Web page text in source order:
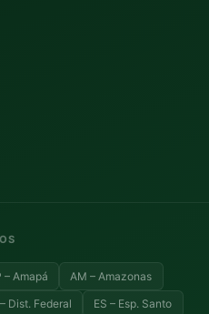
– Amapá AM – Amazonas
Dist. Federal ES – Esp. Santo